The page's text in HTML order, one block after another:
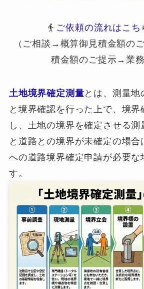
ご依頼の流れはこち
（ご相談→概算御見積金額の
積金額のご提示→業務
土地境界確定測量とは、測量地
と境界確認を行った上で、境界
し、土地の境界を確定させる
と道路との境界が未確定の場合
への道路境界確定申請が必要な
す。